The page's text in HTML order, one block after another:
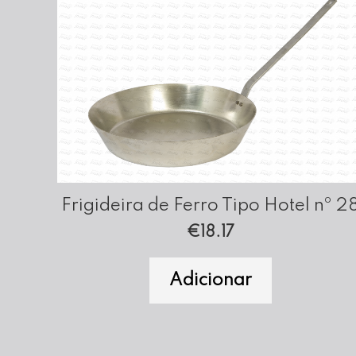
Frigideira de Ferro Tipo Hotel nº
€18.17
Adicionar